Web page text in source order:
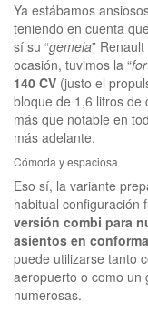
Ya estábamos
teniendo en cuenta
sí su “gemela”
ocasión, tuvimos la “
140 CV (justo el
bloque de 1,6 litros de
más que notable en
más adelante.
Cómoda y espaciosa
Eso sí, la variante
habitual configuración
versión combi para
asientos en
puede utilizarse tanto
aeropuerto o como un
numerosas.